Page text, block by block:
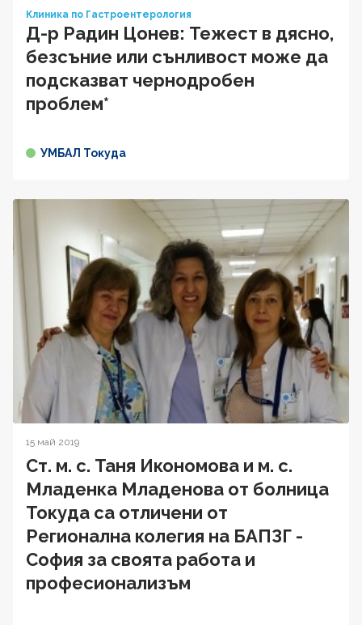
Клиника по Гастроентерология
Д-р Радин Цонев: Тежест в дясно,
безсъние или сънливост може да
подсказват чернодробен
проблем*
УМБАЛ Токуда
15 май 2019
Ст. м. с. Таня Икономова и м. с.
Младенка Младенова от болница
Токуда са отличени от
Регионална колегия на БАПЗГ -
София за своята работа и
професионализъм